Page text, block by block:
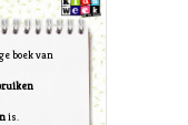
boek van
is.